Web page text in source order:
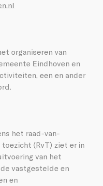
organiseren van
Eindhoven en
een en ander
het raad-van-
(RvT) ziet er in
van het
vastgestelde en
en